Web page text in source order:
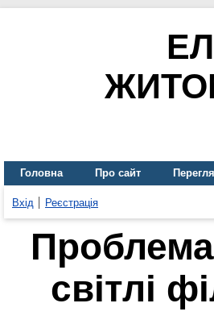
Головна Про сайт
Вхід Реєстрація
світлі